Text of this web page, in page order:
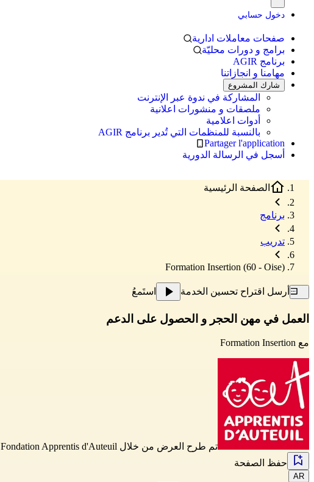
دخول حسابي
صفحات معاملات ادارية
برامج و دورات محليّة
برنامج AGIR
مهامنا و انجازاتنا
شارك المشروع
المشاركة في ندوة عبر الإنترنت
ملصقات و منشورات اعلانية
أدوات اعلامية
بالنسبة للمنظمات التي تُدير برنامج AGIR
Partager l'application
أسجل في الرسالة الدورية
الصفحة الرئيسية
برنامج
تدريب
Formation Insertion (60 - Oise)
أرسل اقتراح تحسين الخدمة استَمعُ
العمل في مهن الحجر و الحصول على الدعم
مع Formation Insertion
تم طرح العرض من خلال Fondation Apprentis d'Auteuil
حفظ الصفحة
AR